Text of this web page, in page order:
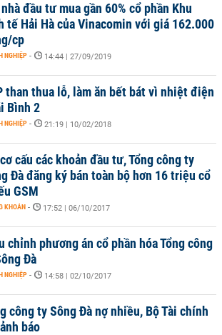
đầu tư mua gần 60% cổ phần Khu
tế Hải Hà của Vinacomin với giá 162.000
cp
NGHIỆP - 14:44 | 27/09/2019
than thua lỗ, làm ăn bết bát vì nhiệt điện
Bình 2
NGHIỆP - 21:19 | 10/02/2018
cấu các khoản đầu tư, Tổng công ty
Đà đăng ký bán toàn bộ hơn 16 triệu cổ
GSM
KHOÁN - 17:52 | 06/10/2017
chỉnh phương án cổ phần hóa Tổng công
Đà
NGHIỆP - 14:58 | 02/10/2017
công ty Sông Đà nợ nhiều, Bộ Tài chính
báo